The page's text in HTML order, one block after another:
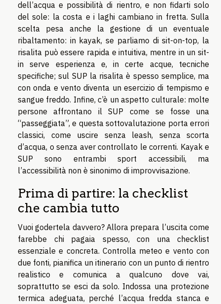
dell’acqua e possibilità di rientro, e non fidarti solo
del sole: la costa e i laghi cambiano in fretta. Sulla
scelta pesa anche la gestione di un eventuale
ribaltamento: in kayak, se parliamo di sit-on-top, la
risalita può essere rapida e intuitiva, mentre in un sit-
in serve esperienza e, in certe acque, tecniche
specifiche; sul SUP la risalita è spesso semplice, ma
con onda e vento diventa un esercizio di tempismo e
sangue freddo. Infine, c’è un aspetto culturale: molte
persone affrontano il SUP come se fosse una
“passeggiata”, e questa sottovalutazione porta errori
classici, come uscire senza leash, senza scorta
d’acqua, o senza aver controllato le correnti. Kayak e
SUP sono entrambi sport accessibili, ma
l’accessibilità non è sinonimo di improvvisazione.
Prima di partire: la checklist
che cambia tutto
Vuoi godertela davvero? Allora prepara l’uscita come
farebbe chi pagaia spesso, con una checklist
essenziale e concreta. Controlla meteo e vento con
due fonti, pianifica un itinerario con un punto di rientro
realistico e comunica a qualcuno dove vai,
soprattutto se esci da solo. Indossa una protezione
termica adeguata, perché l’acqua fredda stanca e